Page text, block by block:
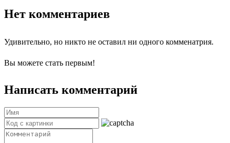
Нет комментариев
Удивительно, но никто не оставил ни одного комменатрия.
Вы можете стать первым!
Написать комментарий